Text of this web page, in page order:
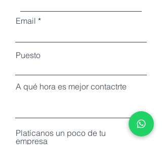
Email
Puesto
A qué hora es mejor contactrte
Platícanos un poco de tu
empresa